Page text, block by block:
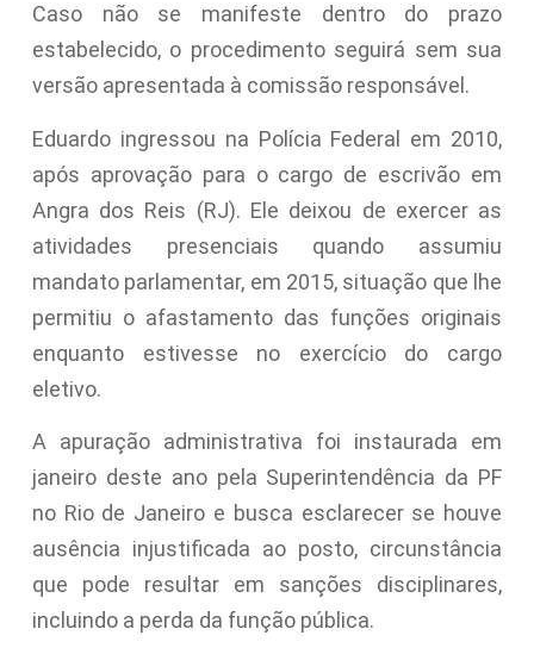
Caso não se manifeste dentro do prazo
estabelecido, o procedimento seguirá sem sua
versão apresentada à comissão responsável.
Eduardo ingressou na Polícia Federal em 2010,
após aprovação para o cargo de escrivão em
Angra dos Reis (RJ). Ele deixou de exercer as
atividades presenciais quando assumiu
mandato parlamentar, em 2015, situação que lhe
permitiu o afastamento das funções originais
enquanto estivesse no exercício do cargo
eletivo.
A apuração administrativa foi instaurada em
janeiro deste ano pela Superintendência da PF
no Rio de Janeiro e busca esclarecer se houve
ausência injustificada ao posto, circunstância
que pode resultar em sanções disciplinares,
incluindo a perda da função pública.